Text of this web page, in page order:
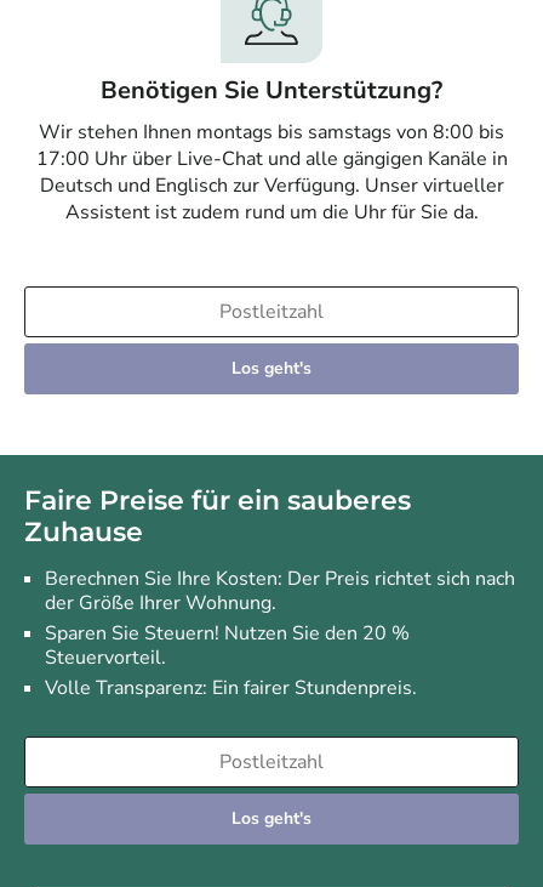
Benötigen Sie Unterstützung?
Wir stehen Ihnen montags bis samstags von 8:00 bis
17:00 Uhr über Live-Chat und alle gängigen Kanäle in
Deutsch und Englisch zur Verfügung. Unser virtueller
Assistent ist zudem rund um die Uhr für Sie da.
Los geht's
Faire Preise für ein sauberes
Zuhause
Berechnen Sie Ihre Kosten: Der Preis richtet sich nach
der Größe Ihrer Wohnung.
Sparen Sie Steuern! Nutzen Sie den 20 %
Steuervorteil.
Volle Transparenz: Ein fairer Stundenpreis.
Los geht's